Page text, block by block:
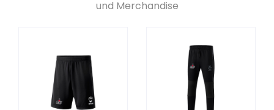
und Merchandise